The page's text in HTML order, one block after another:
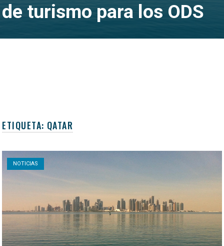
de turismo para los ODS
ETIQUETA: QATAR
NOTICIAS
Open post